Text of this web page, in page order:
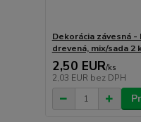
Dekorácia závesná
drevená, mix/sada 2
2,50 EUR/ks
2,03 EUR bez DPH